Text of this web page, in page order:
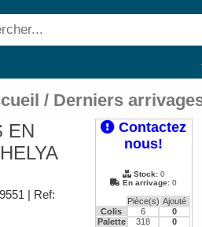
/ Derniers
EN
| Ref:
Contactez
nous!
Stock:0
En arrivage: 0
Pièce(s) Ajouté
Colis
6
0
Palette
318 0